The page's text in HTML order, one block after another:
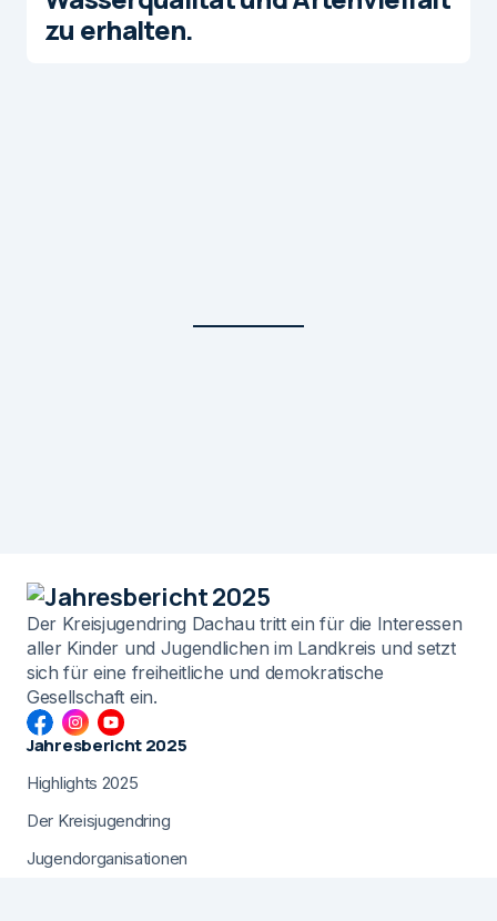
zu erhalten.
Der Kreisjugendring Dachau tritt ein für die Interessen
aller Kinder und Jugendlichen im Landkreis und setzt
sich für eine freiheitliche und demokratische
Gesellschaft ein.
Jahresbericht 2025
Highlights 2025
Der Kreisjugendring
Jugendorganisationen